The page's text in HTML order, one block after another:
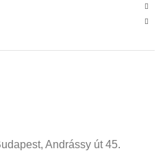
Andrássy út 45.